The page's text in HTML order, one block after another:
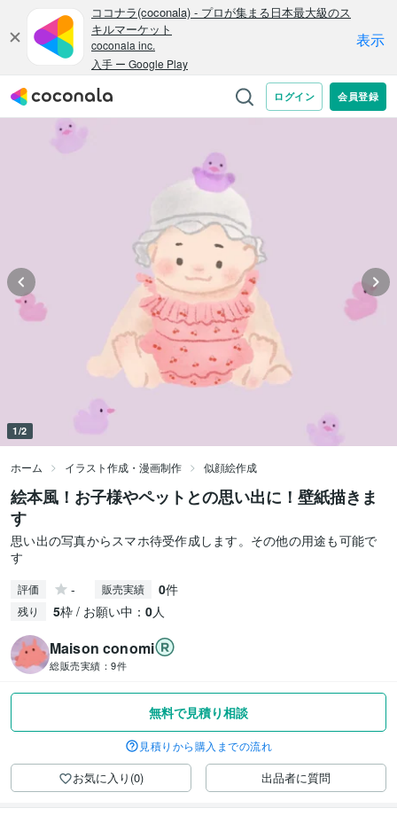
1/2
ホーム イラスト作成・漫画制作 似顔絵作成
絵本風！お子様やペットとの思い出に！壁紙描きま
す
思い出の写真からスマホ待受作成します。その他の用途も可能で
す
評価 - 販売実績 0件
残り 5枠 / お願い中： 0人
Maison conomi
総販売実績： 9件
無料で見積り相談
見積りから購入までの流れ
お気に入り(0) 出品者に質問